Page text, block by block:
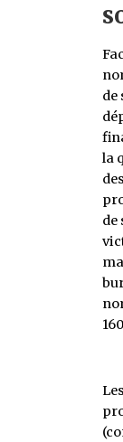
de
la
de